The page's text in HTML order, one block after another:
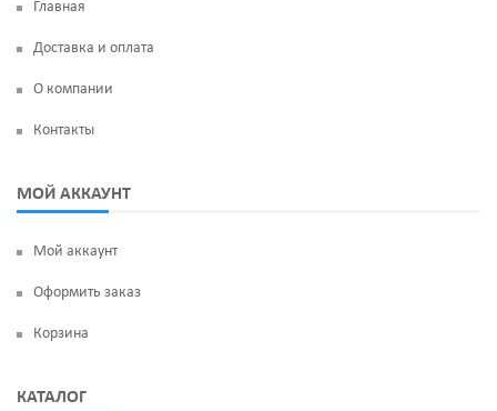
Главная
Доставка и оплата
О компании
Контакты
МОЙ АККАУНТ
Мой аккаунт
Оформить заказ
Корзина
КАТАЛОГ